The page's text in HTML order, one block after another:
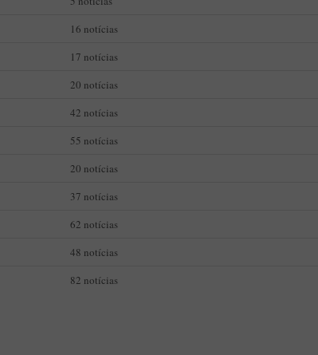
16 notícias
17 notícias
20 notícias
42 notícias
55 notícias
20 notícias
37 notícias
62 notícias
48 notícias
82 notícias